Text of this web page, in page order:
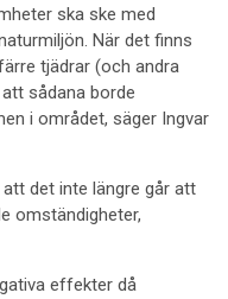
ska ske med
När det finns
tjädrar (och andra
sådana borde
i området, säger Ingvar
det inte längre går att
omständigheter,
effekter då